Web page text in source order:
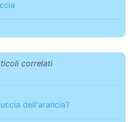
correlati
dell'arancia?